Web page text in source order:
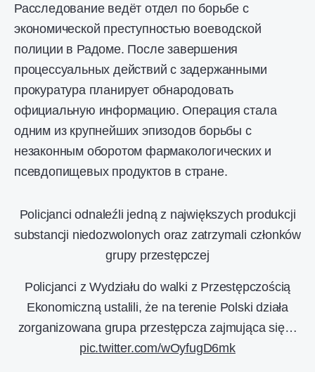
Расследование ведёт отдел по борьбе с
экономической преступностью воеводской
полиции в Радоме. После завершения
процессуальных действий с задержанными
прокуратура планирует обнародовать
официальную информацию. Операция стала
одним из крупнейших эпизодов борьбы с
незаконным оборотом фармакологических и
псевдопищевых продуктов в стране.
Policjanci odnaleźli jedną z największych produkcji
substancji niedozwolonych oraz zatrzymali członków
grupy przestępczej
Policjanci z Wydziału do walki z Przestępczością
Ekonomiczną ustalili, że na terenie Polski działa
zorganizowana grupa przestępcza zajmująca się…
pic.twitter.com/wOyfugD6mk